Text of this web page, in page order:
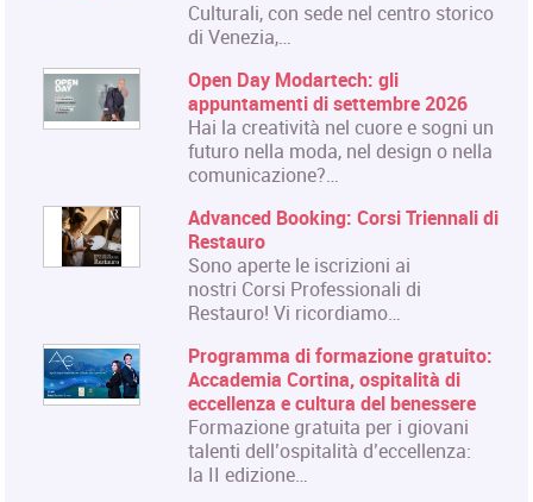
Culturali, con sede nel centro storico
di Venezia,…
Open Day Modartech: gli
appuntamenti di settembre 2026
Hai la creatività nel cuore e sogni un
futuro nella moda, nel design o nella
comunicazione?…
Advanced Booking: Corsi Triennali di
Restauro
Sono aperte le iscrizioni ai
nostri Corsi Professionali di
Restauro! Vi ricordiamo…
Programma di formazione gratuito:
Accademia Cortina, ospitalità di
eccellenza e cultura del benessere
Formazione gratuita per i giovani
talenti dell’ospitalità d’eccellenza:
la II edizione…